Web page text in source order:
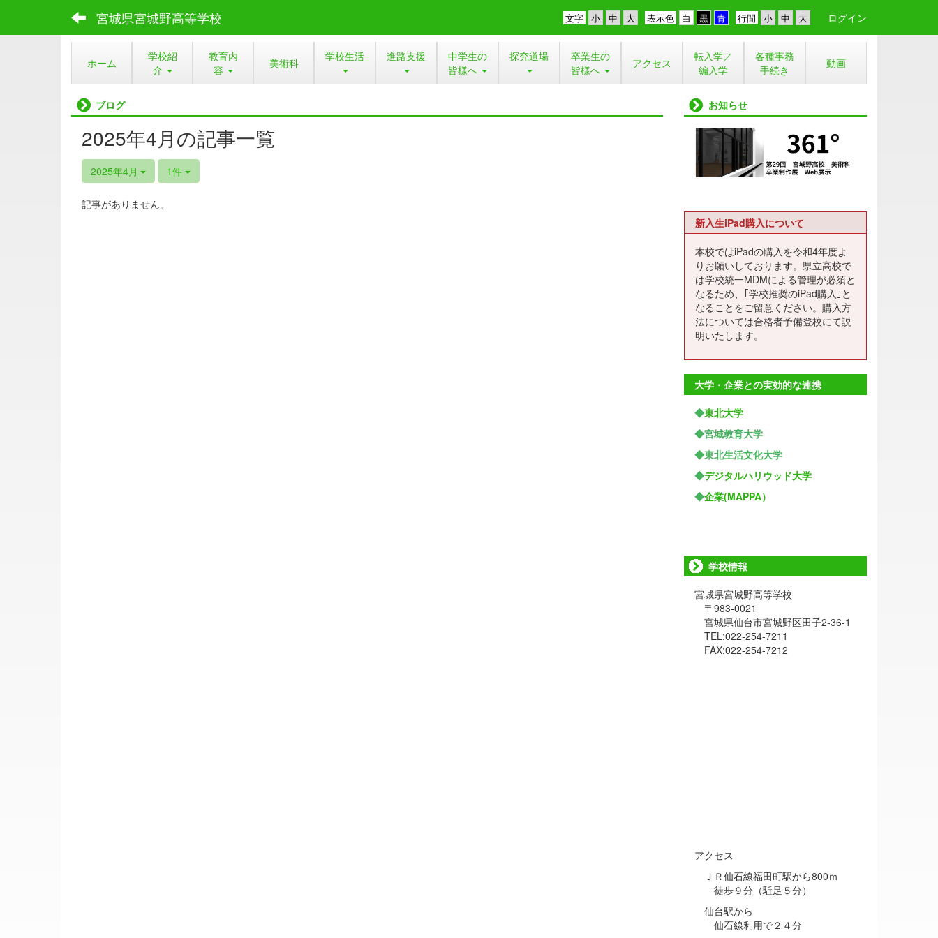
宮城県宮城野高等学校 行間
表示色
文字 ログイン
ホーム
学校紹
介
教育内
容
美術科 学校生活 進路支援
中学生の
皆様へ
探究道場
卒業生の
皆様へ
アクセス
転入学／
編入学
各種事務
手続き
動画
ブログ
2025年4月の記事一覧
2025年4月 1件
記事がありません。
お知らせ
新入生iPad購入について
本校ではiPadの購入を令和4年度よ
りお願いしております。県立高校で
は学校統一MDMによる管理が必須と
なるため、｢学校推奨のiPad購入｣と
なることをご留意ください。購入方
法については合格者予備登校にて説
明いたします。
大学・企業との実効的な連携
◆東北大学
◆宮城教育大学
◆東北生活文化大学
◆デジタルハリウッド大学
◆企業(MAPPA）
学校情報
宮城県宮城野高等学校
〒983-0021
宮城県仙台市宮城野区田子2-36-1
TEL:022-254-7211
FAX:022-254-7212
アクセス
ＪＲ仙石線福田町駅から800ｍ
徒歩９分（駈足５分）
仙台駅から
仙石線利用で２４分